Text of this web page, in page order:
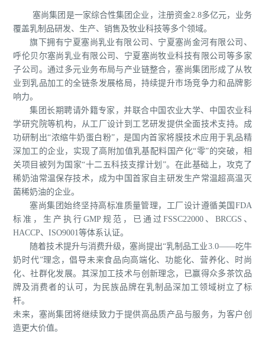
塞尚集团是一家综合性集团企业，注册资金2.8多亿元，业务
覆盖乳制品研发、生产、销售及牧业科技等多个领域。
旗下拥有宁夏塞尚乳业有限公司、宁夏塞尚金河有限公司、
呼伦贝尔塞尚乳业有限公司、宁夏塞尚牧业科技有限公司等多家
子公司。通过多元业务布局与产业链整合，塞尚集团形成了从牧
业到乳品加工的全链条发展格局，持续提升市场竞争力和品牌影
响力。
集团长期聘请外籍专家，并联合中国农业大学、中国农业科
学研究院等机构，从工厂设计到工艺研发提供全面技术支持。成
功研制出“浓缩牛奶蛋白粉”，是国内首家将膜技术应用于乳品精
深加工的企业，实现了高附加值乳基配料国产化“零”的突破，相
关项目被列为国家“十二五科技支撑计划”。在此基础上，攻克了
稀奶油常温保存技术，成为中国首家自主研发生产常温超高温灭
菌稀奶油的企业。
塞尚集团始终坚持高标准质量管理，工厂设计遵循美国FDA
标准，生产执行GMP规范，已通过FSSC22000、BRCGS、
HACCP、ISO9001等体系认证。
随着技术提升与消费升级，塞尚提出“乳制品工业3.0——吃牛
奶时代”理念，倡导未来食品向高端化、功能化、营养化、时尚
化、社群化发展。其深加工技术与创新理念，已赢得众多茶饮品
牌及消费者的认可，为民族品牌在乳制品深加工领域树立了标
杆。
未来，塞尚集团将继续致力于提供高品质产品与服务，为客户创
造更大价值。